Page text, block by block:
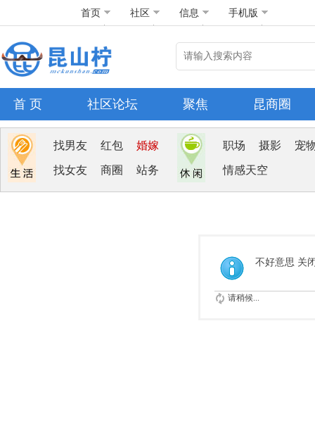
首页 社区 信息 手机版
首 页 社区论坛 聚焦 昆商圈
找男友 红包 婚嫁
找女友 商圈 站务
职场 摄影 宠
情感天空
不好意思 关
请稍候...